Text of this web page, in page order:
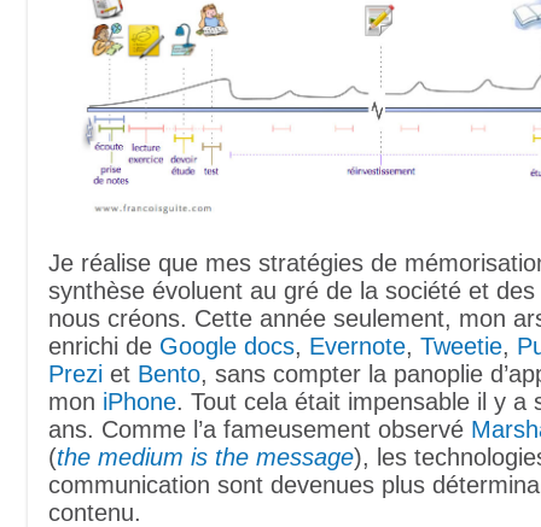
Je réalise que mes stratégies de
synthèse évoluent au gré de la société et
nous créons. Cette année seulement, mon
enrichi de Google docs, Evernote, Tweetie,
Prezi et Bento, sans compter la panoplie
mon iPhone. Tout cela était impensable il y a
ans. Comme l’a fameusement observé
(the medium is the message), les
communication sont devenues plus
contenu.